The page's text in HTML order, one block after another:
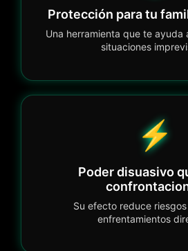
Protección para tu
Una herramienta que te ayuda
situaciones
⚡
Poder disuasivo
Su efecto reduce
enfrentamientos